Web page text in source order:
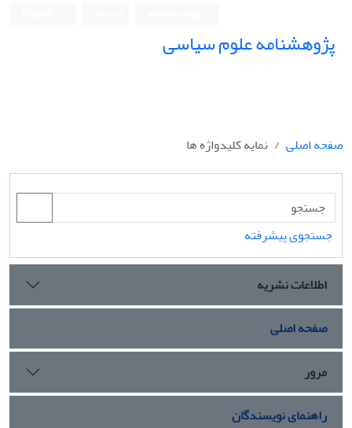
پژوهشنامه علوم سیاسی
صفحه اصلی نمایه کلیدواژه ها
جستجوی پیشرفته
اطلاعات نشریه
صفحه اصلی
مرور
راهنمای نویسندگان